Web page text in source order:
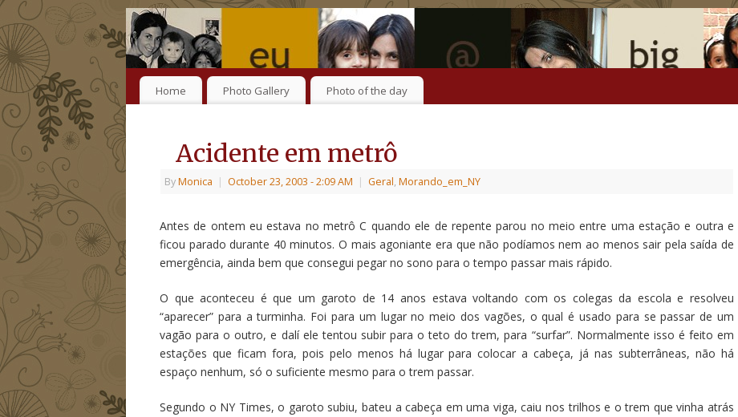
Home Photo Gallery Photo of the day
Acidente em metrô
ByMonica | October 23, 2003 - 2:09 AM | Geral, Morando_em_NY
Antes de ontem eu estava no metrô C quando ele de repente parou no meio entre uma estação e outra e
ficou parado durante 40 minutos. O mais agoniante era que não podíamos nem ao menos sair pela saída de
emergência, ainda bem que consegui pegar no sono para o tempo passar mais rápido.
O que aconteceu é que um garoto de 14 anos estava voltando com os colegas da escola e resolveu
“aparecer” para a turminha. Foi para um lugar no meio dos vagões, o qual é usado para se passar de um
vagão para o outro, e dalí ele tentou subir para o teto do trem, para “surfar”. Normalmente isso é feito em
estações que ficam fora, pois pelo menos há lugar para colocar a cabeça, já nas subterrâneas, não há
espaço nenhum, só o suficiente mesmo para o trem passar.
Segundo o NY Times, o garoto subiu, bateu a cabeça em uma viga, caiu nos trilhos e o trem que vinha atrás